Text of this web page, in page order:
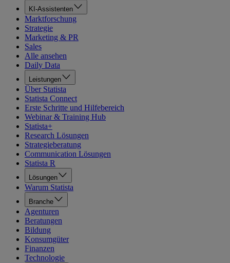
KI-Assistenten
Marktforschung
Strategie
Marketing & PR
Sales
Alle ansehen
Daily Data
Leistungen
Über Statista
Statista Connect
Erste Schritte und Hilfebereich
Webinar & Training Hub
Statista+
Research Lösungen
Strategieberatung
Communication Lösungen
Statista R
Lösungen
Warum Statista
Branche
Agenturen
Beratungen
Bildung
Konsumgüter
Finanzen
Technologie